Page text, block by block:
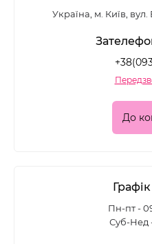
Україна, м. Київ,
До
Пн-пт -
Суб-Нед